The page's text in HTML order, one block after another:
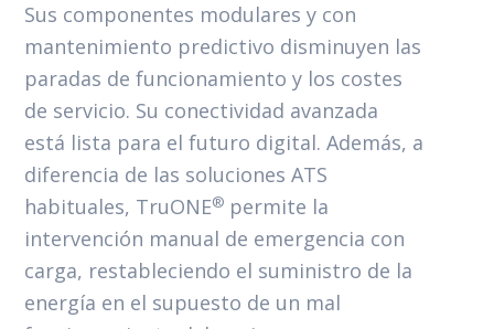
Sus componentes modulares y con
mantenimiento predictivo disminuyen las
paradas de funcionamiento y los costes
de servicio. Su conectividad avanzada
está lista para el futuro digital.Además, a
diferencia de las soluciones ATS
habituales, TruONE® permite la
intervención manual de emergencia con
carga, restableciendo el suministro de la
energía en el supuesto de un mal